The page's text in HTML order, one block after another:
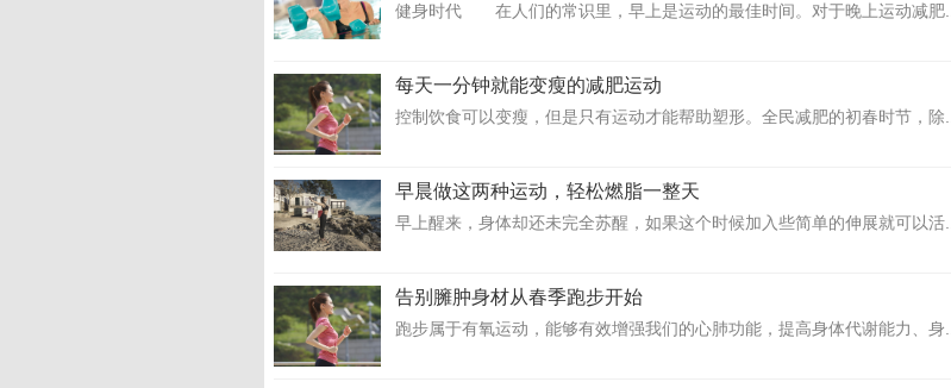
健身时代 在人们的常识里，早上是运动的最佳时间。对于晚上运动减肥...
每天一分钟就能变瘦的减肥运动
控制饮食可以变瘦，但是只有运动才能帮助塑形。全民减肥的初春时节，除...
早晨做这两种运动，轻松燃脂一整天
早上醒来，身体却还未完全苏醒，如果这个时候加入些简单的伸展就可以活...
告别臃肿身材从春季跑步开始
跑步属于有氧运动，能够有效增强我们的心肺功能，提高身体代谢能力、身...